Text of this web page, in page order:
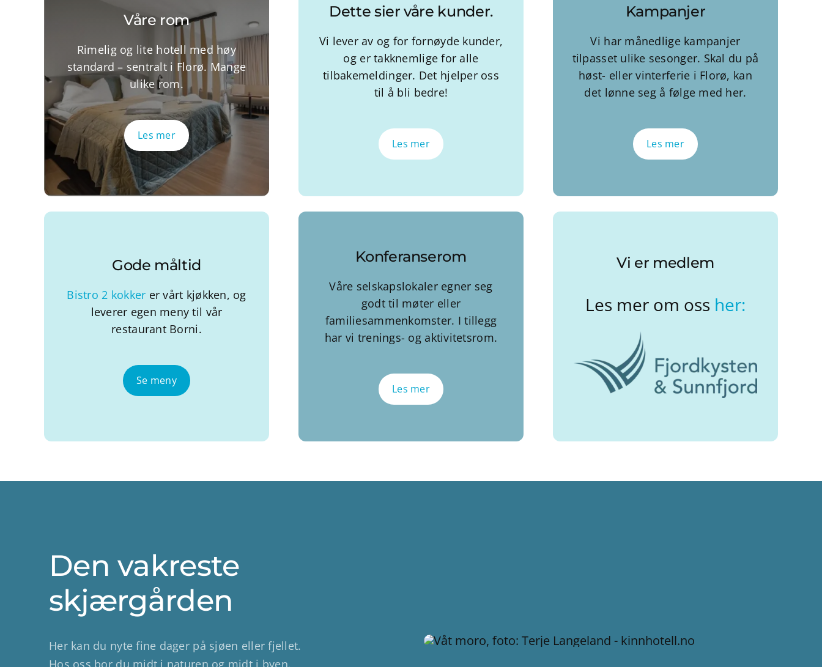
Våre rom
Rimelig og lite hotell med høy
standard – sentralt i Florø. Mange
ulike rom.
Les mer
Dette sier våre kunder.
Vi lever av og for fornøyde kunder,
og er takknemlige for alle
tilbakemeldinger. Det hjelper oss
til å bli bedre!
Les mer
Kampanjer
Vi har månedlige kampanjer
tilpasset ulike sesonger. Skal du på
høst- eller vinterferie i Florø, kan
det lønne seg å følge med her.
Les mer
Gode måltid
Bistro 2 kokker er vårt kjøkken, og
leverer egen meny til vår
restaurant Borni.
Se meny
Konferanserom
Våre selskapslokaler egner seg
godt til møter eller
familiesammenkomster. I tillegg
har vi trenings- og aktivitetsrom.
Les mer
Vi er medlem
Les mer om oss her:
Den vakreste
skjærgården
Her kan du nyte fine dager på sjøen eller fjellet.
Hos oss bor du midt i naturen og midt i byen.